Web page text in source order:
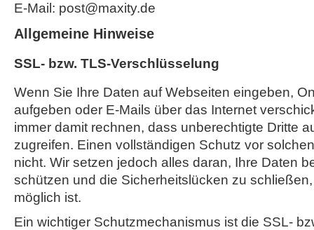
E-Mail: post@maxity.de
Allgemeine Hinweise
SSL- bzw. TLS-Verschlüsselung
Wenn Sie Ihre Daten auf Webseiten eingeben,
aufgeben oder E-Mails über das Internet
immer damit rechnen, dass unberechtigte Dritte
zugreifen. Einen vollständigen Schutz vor
nicht. Wir setzen jedoch alles daran, Ihre Daten
schützen und die Sicherheitslücken zu
möglich ist.
Ein wichtiger Schutzmechanismus ist die SSL-